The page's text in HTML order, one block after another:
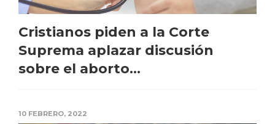
Cristianos piden a la Corte
Suprema aplazar discusión
sobre el aborto...
10 FEBRERO, 2022